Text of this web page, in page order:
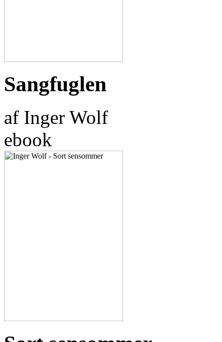
Sangfuglen
af Inger Wolf
ebook